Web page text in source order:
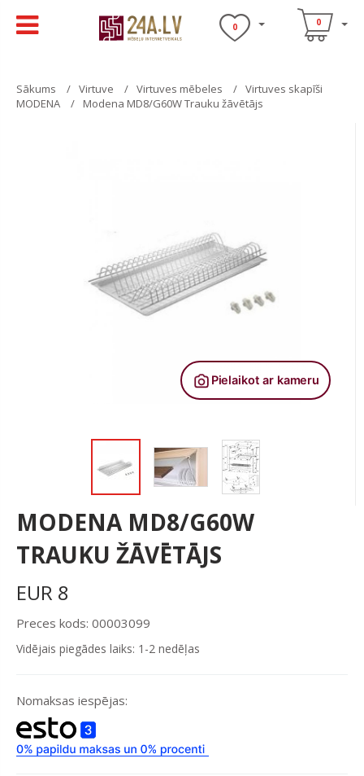
0 0
Sākums Virtuve Virtuves mēbeles
Virtuves skapīši
MODENA
Modena MD8/G60W Trauku žāvētājs
MODENA MD8/G60W
TRAUKU ŽĀVĒTĀJS
EUR 8
Preces kods: 00003099
Vidējais piegādes laiks: 1-2 nedēļas
Nomaksas iespējas: